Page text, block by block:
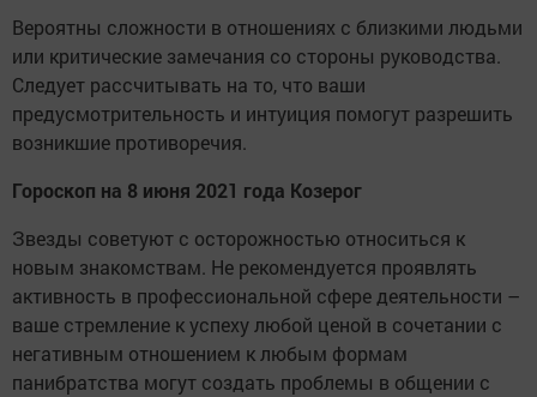
Вероятны сложности в отношениях с близкими людьми
или критические замечания со стороны руководства.
Следует рассчитывать на то, что ваши
предусмотрительность и интуиция помогут разрешить
возникшие противоречия.
Гороскоп на 8 июня 2021 года Козерог
Звезды советуют с осторожностью относиться к
новым знакомствам. Не рекомендуется проявлять
активность в профессиональной сфере деятельности –
ваше стремление к успеху любой ценой в сочетании с
негативным отношением к любым формам
панибратства могут создать проблемы в общении с